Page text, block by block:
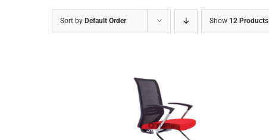
Sort by Default Order Show 12 Products